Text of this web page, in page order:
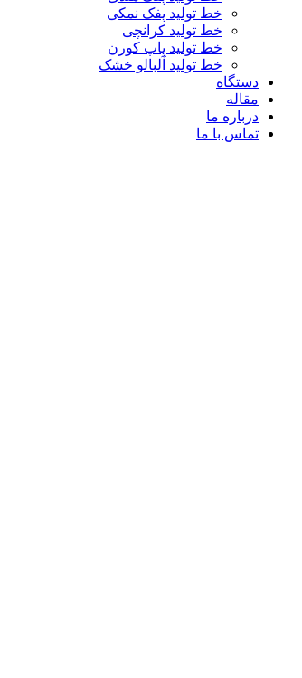
خط تولید پفک نمکی
خط تولید کرانچی
خط تولید پاپ کورن
خط تولید آلبالو خشک
دستگاه
مقاله
درباره ما
تماس با ما